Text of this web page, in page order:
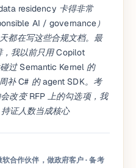
residency 卡得非常
AI / governance）
都在写这些合规文档。最
我以前只用 Copilot
过 Semantic Kernel 的
补 C# 的 agent SDK。考
改变 RFP 上的勾选项，我
证人数当成核心
合作伙伴，做政府客户· 备考